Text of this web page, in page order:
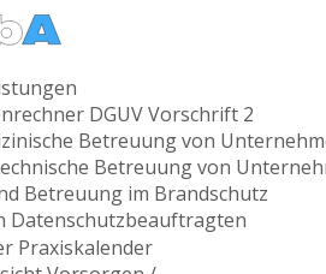
DGUV Vorschrift 2
Betreuung von
Betreuung von
Betreuung im Brandschutz
Datenschutzbeauftragten
Praxiskalender